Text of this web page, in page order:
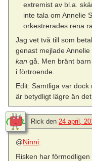
extremist av bl.a.
inte tala om Annelie
orkestrerades rena
Jag vet två till som
genast mejlade
kan gå. Men bränt
i förtroende.
Edit: Samtliga var
är betydligt lägre än
Rick den 24 april,
@Ninni:
Risken har